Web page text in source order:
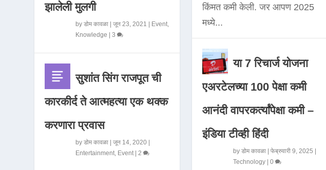
झालेली मुलगी
byडोम कावळा |जून 23, 2021 Event,
Knowledge |3
सुशांत सिंग राजपूत ची
कारकीर्द ते आत्महत्या एक थक्क
करणारा प्रवास
byडोम कावळा |जून 14, 2020
Entertainment, Event|2
किंमत कमी केली. जर आपण 2025
मध्ये...
या 7 रिचार्ज योजना
एअरटेलच्या 100 पेक्षा कमी
आनंदी वापरकर्त्यांपेक्षा कमी –
इंडिया टीव्ही हिंदी
by डोम कावळा| फेब्रुवारी 9, 2025 |
Technology| 0